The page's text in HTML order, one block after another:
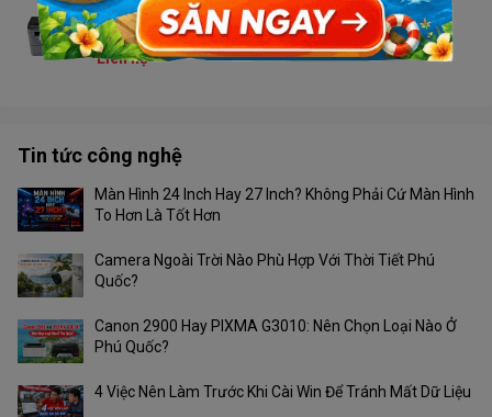
Máy in Brother DCP - L2520D
Liên hệ
Tin tức công nghệ
Màn Hình 24 Inch Hay 27 Inch? Không Phải Cứ Màn Hình
To Hơn Là Tốt Hơn
Camera Ngoài Trời Nào Phù Hợp Với Thời Tiết Phú
Quốc?
Canon 2900 Hay PIXMA G3010: Nên Chọn Loại Nào Ở
Phú Quốc?
4 Việc Nên Làm Trước Khi Cài Win Để Tránh Mất Dữ Liệu